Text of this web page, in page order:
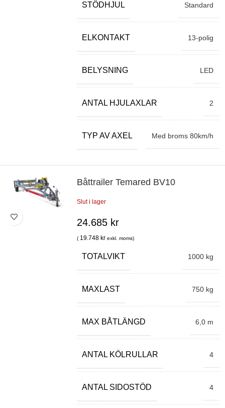
STÖDHJUL Standard
ELKONTAKT 13-polig
BELYSNING LED
ANTAL HJULAXLAR 2
TYP AV AXEL Med broms 80km/h
Båttrailer Temared BV10
Slut i lager
24.685 kr
( 19.748 kr exkl. moms)
TOTALVIKT 1000 kg
MAXLAST 750 kg
MAX BÅTLÄNGD 6,0 m
ANTAL KÖLRULLAR 4
ANTAL SIDOSTÖD 4